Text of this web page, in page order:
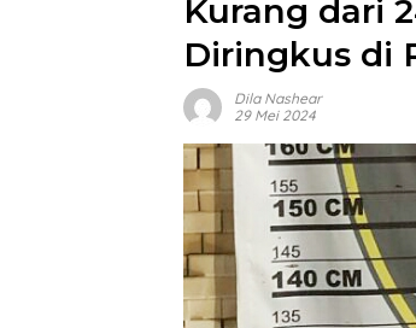
Kurang dari
Diringkus di
Dila Nashear
29 Mei 2024